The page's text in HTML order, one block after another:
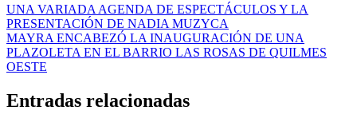
Navegación
de
entradas
UNA VARIADA AGENDA DE ESPECTÁCULOS Y LA
PRESENTACIÓN DE NADIA MUZYCA
MAYRA ENCABEZÓ LA INAUGURACIÓN DE UNA
PLAZOLETA EN EL BARRIO LAS ROSAS DE QUILMES
OESTE
Entradas relacionadas